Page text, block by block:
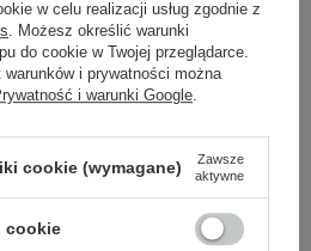
Następny z tej kategorii
w celu realizacji usług zgodnie z
. Możesz określić warunki
do cookie w Twojej przeglądarce.
i prywatności można
i warunki Google.
cookie (wymagane)
Zawsze
aktywne
cookie